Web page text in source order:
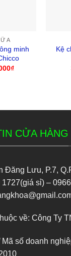
A
minh
₫
Kệ
CỬA HÀNG
Đăng Lưu, P.7,
sỉ) –
về: Công Ty
Mã số doanh